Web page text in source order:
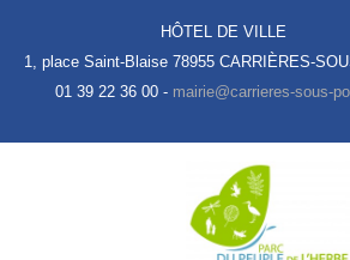
HÔTEL DE VILLE
1, place Saint-Blaise 78955 CARRIÈRES-
01 39 22 36 00 -